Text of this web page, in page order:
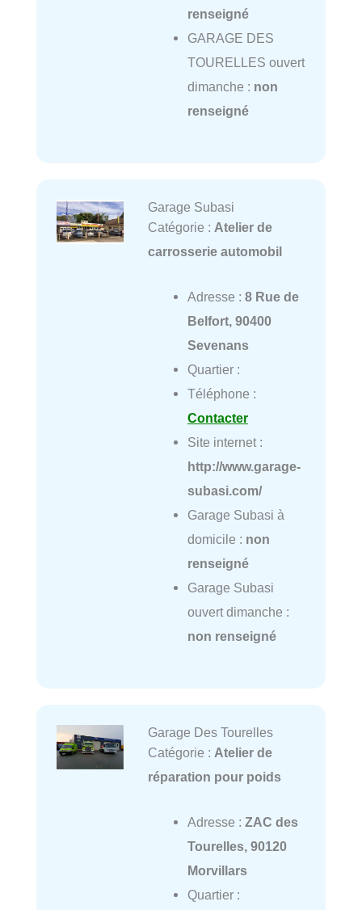
renseigné
GARAGE DES
TOURELLES ouvert
dimanche : non
renseigné
Garage Subasi
Catégorie : Atelier de
carrosserie automobil
Adresse : 8 Rue de
Belfort, 90400
Sevenans
Quartier :
Téléphone :
Contacter
Site internet :
http://www.garage-
subasi.com/
Garage Subasi à
domicile : non
renseigné
Garage Subasi
ouvert dimanche :
non renseigné
Garage Des Tourelles
Catégorie : Atelier de
réparation pour poids
Adresse : ZAC des
Tourelles, 90120
Morvillars
Quartier :